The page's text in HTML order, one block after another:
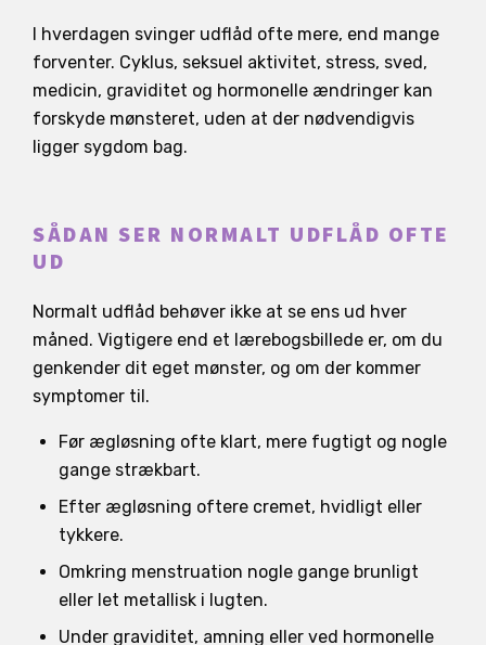
I hverdagen svinger udflåd ofte mere, end mange
forventer. Cyklus, seksuel aktivitet, stress, sved,
medicin, graviditet og hormonelle ændringer kan
forskyde mønsteret, uden at der nødvendigvis
ligger sygdom bag.
SÅDAN SER NORMALT UDFLÅD OFTE
UD
Normalt udflåd behøver ikke at se ens ud hver
måned. Vigtigere end et lærebogsbillede er, om du
genkender dit eget mønster, og om der kommer
symptomer til.
Før ægløsning ofte klart, mere fugtigt og nogle
gange strækbart.
Efter ægløsning oftere cremet, hvidligt eller
tykkere.
Omkring menstruation nogle gange brunligt
eller let metallisk i lugten.
Under graviditet, amning eller ved hormonelle